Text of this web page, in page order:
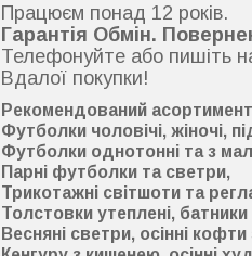
Працюєм понад 12 років.
Гарантія Обмін.
Телефонуйте або пишіть
Вдалої покупки!
Рекомендований
Футболки чоловічі, жіночі,
Футболки однотонні та з
Парні футболки та светри,
Трикотажні світшоти та
Толстовки утеплені, батники
Весняні светри, осінні